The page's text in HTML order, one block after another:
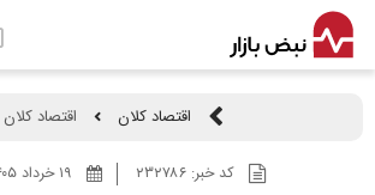
اقتصاد کلان اقتصاد کلان
کد خبر:۲۳۲۷۸۶